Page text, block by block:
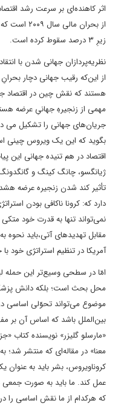
اثر کاهنده‌ای بر سرعت رشد
از بحران
زیرِ ۳‌ درصد سقوط کرده است.
نظریه‌پردازان جهانی شدن با
از این‌که رقیب جهانی دچار
هستند که نقش چین در اقتصاد
مهمی از زنجیرهِ جهانیِ عرضه
جریان‌های جهانی را تشکیل
بگوید که این یک ویروس چینی
اقتصاد در هم تنیده جهانی این
ژیانگسو، چانگ کینگ و
تأثیر کند شدن زنجیره عرضه
دارد که: کرونا ناکافی بودن
نمی‌تواند تنها به قدرت خود
مقابل تهدیدهای آتی،باید نحوه
آمریکا در تنظیم استراتژی خود
امّا در سطحی وسیع‌تر این حمله
محل بحث است؛ بلکه دانش پزشکی
موضوع می‌تواند تحوّلی اساسی
بین‌الملل باشد که اساس آن بر
«مارسلو گلیزر» نویسنده
معنا» در مقاله‌ای که منتشر شد؛
کروناویروس، بشر باید به
عمل کند. ما باید به صورت جمعی
که هرکدام از ما نقش اساسی را